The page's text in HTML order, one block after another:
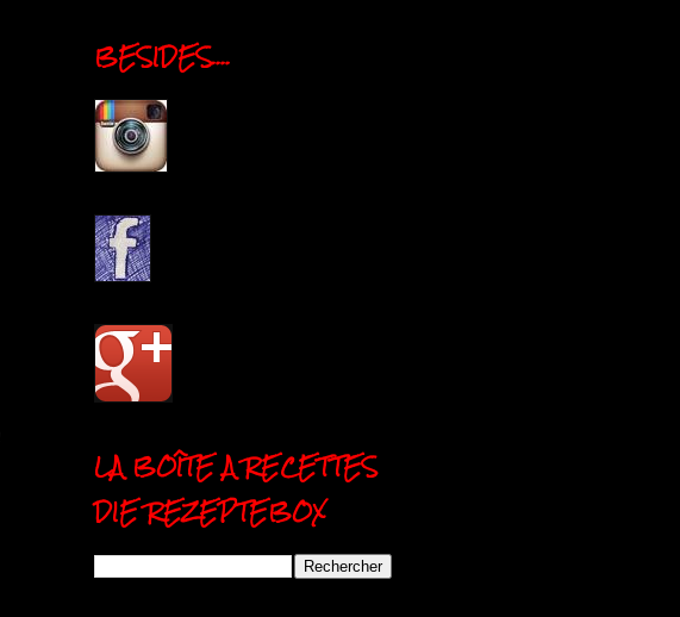
BESIDES....
LA BOÎTE A RECETTES
DIE REZEPTEBOX